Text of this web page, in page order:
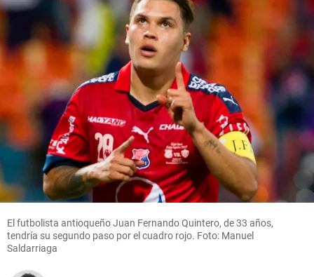
El futbolista antioqueño Juan Fernando Quintero, de 33 años,
tendría su segundo paso por el cuadro rojo. Foto: Manuel
Saldarriaga